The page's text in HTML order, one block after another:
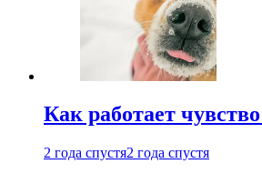
Как работает
2 года спустя2 года спустя